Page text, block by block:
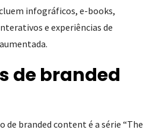
infográficos, e-books,
e experiências de
de branded
de branded content é a série “The